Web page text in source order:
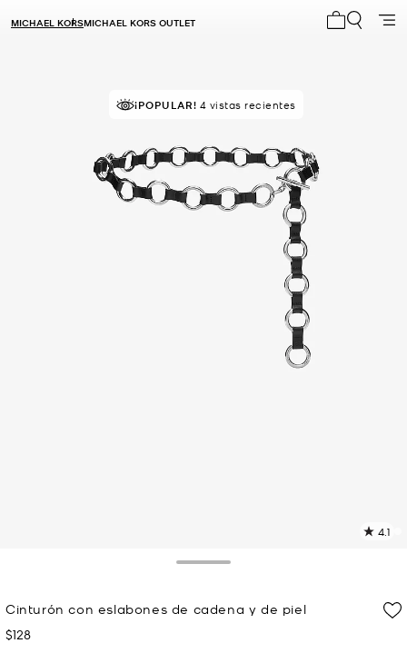
MICHAEL KORSMICHAEL KORS OUTLET
¡POPULAR! 4 vistas recientes
4.1
Cinturón con eslabones de cadena y de piel
Ahora
$128